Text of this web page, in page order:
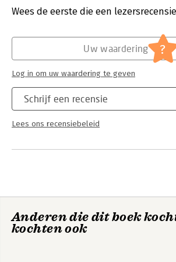
Verschijningsdatum:
22-12-2025
Schadevergoeding
Wees de eerste die een
Schrijf een recensie
Lees ons recensiebeleid
Uw waardering ?
Log in om uw waardering te geven
Anderen die dit boek
kochten ook